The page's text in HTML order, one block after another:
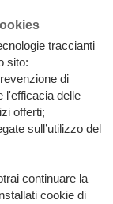
& Opinionismo
traccianti
sito:
di
l'efficacia delle
offerti;
sull’utilizzo del
continuare la
cookie di